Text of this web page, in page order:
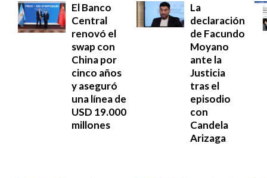
El Banco
Central
renovó el
swap con
China por
cinco años
y aseguró
una línea de
USD 19.000
millones
La
declaración
de Facundo
Moyano
ante la
Justicia
tras el
episodio
con
Candela
Arizaga